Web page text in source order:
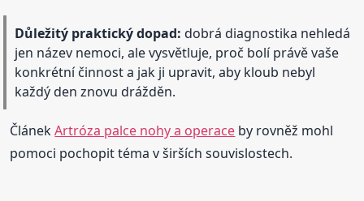
Důležitý praktický dopad: dobrá diagnostika nehledá
jen název nemoci, ale vysvětluje, proč bolí právě vaše
konkrétní činnost a jak ji upravit, aby kloub nebyl
každý den znovu drážděn.
ČlánekArtróza palce nohy a operace by rovněž mohl
pomoci pochopit téma v širších souvislostech.